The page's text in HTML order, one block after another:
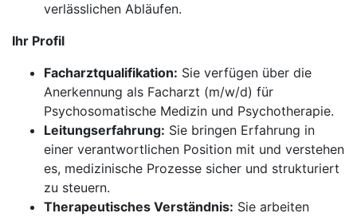
verlässlichen Abläufen.
Ihr Profil
Facharztqualifikation: Sie verfügen über die
Anerkennung als Facharzt (m/w/d) für
Psychosomatische Medizin und Psychotherapie.
Leitungserfahrung: Sie bringen Erfahrung in
einer verantwortlichen Position mit und verstehen
es, medizinische Prozesse sicher und strukturiert
zu steuern.
Therapeutisches Verständnis: Sie arbeiten